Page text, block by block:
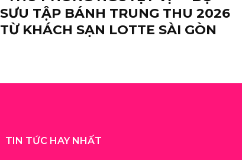
SƯU TẬP BÁNH TRUNG THU 2026
TỪ KHÁCH SẠN LOTTE SÀI GÒN
TIN TỨC HAY NHẤT